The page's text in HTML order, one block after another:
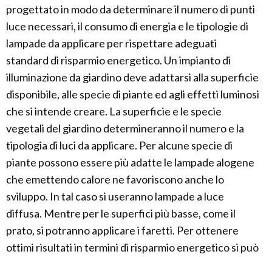
progettato in modo da determinare il numero di punti
luce necessari, il consumo di energia e le tipologie di
lampade da applicare per rispettare adeguati
standard di risparmio energetico. Un impianto di
illuminazione da giardino deve adattarsi alla superficie
disponibile, alle specie di piante ed agli effetti luminosi
che si intende creare. La superficie e le specie
vegetali del giardino determineranno il numero e la
tipologia di luci da applicare. Per alcune specie di
piante possono essere più adatte le lampade alogene
che emettendo calore ne favoriscono anche lo
sviluppo. In tal caso si useranno lampade a luce
diffusa. Mentre per le superfici più basse, come il
prato, si potranno applicare i faretti. Per ottenere
ottimi risultati in termini di risparmio energetico si può